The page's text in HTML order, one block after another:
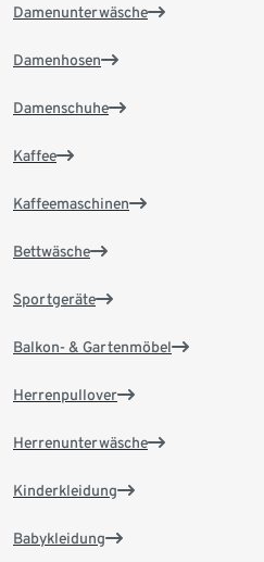
Damenunterwäsche
Damenhosen
Damenschuhe
Kaffee
Kaffeemaschinen
Bettwäsche
Sportgeräte
Balkon- & Gartenmöbel
Herrenpullover
Herrenunterwäsche
Kinderkleidung
Babykleidung